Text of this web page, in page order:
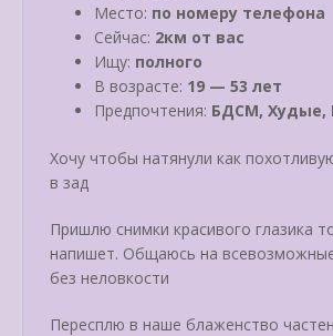
Место: по номеру телефона
Сейчас: 2км от вас
Ищу: полного
В возрасте: 19 — 53 лет
Предпочтения: БДСМ, Худые,
Хочу чтобы натянули как
в зад
Пришлю снимки красивого глазика
напишет. Общаюсь на
без неловкости
Пересплю в наше блаженство